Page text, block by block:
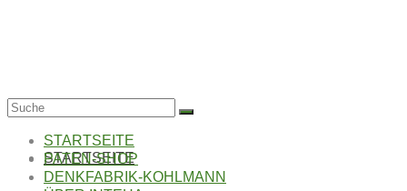
STARTSEITE
Suche
STARTSEITE
PATEN-SHOP
DENKFABRIK-KOHLMANN